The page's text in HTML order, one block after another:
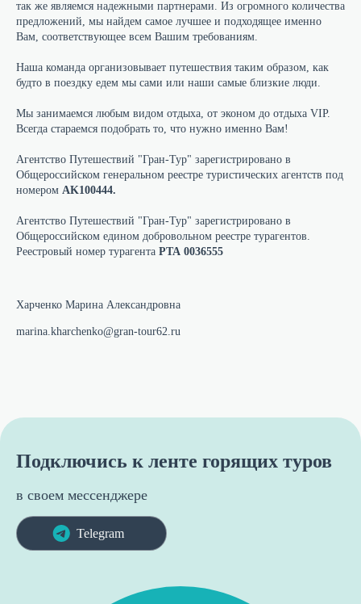
так же являемся надежными партнерами. Из огромного количества
предложений, мы найдем самое лучшее и подходящее именно
Вам, соответствующее всем Вашим требованиям.
Наша команда организовывает путешествия таким образом, как
будто в поездку едем мы сами или наши самые близкие люди.
Мы занимаемся любым видом отдыха, от эконом до отдыха VIP.
Всегда стараемся подобрать то, что нужно именно Вам!
Агентство Путешествий "Гран-Тур" зарегистрировано в
Общероссийском генеральном реестре туристических агентств под
номером AK100444.
Агентство Путешествий "Гран-Тур" зарегистрировано в
Общероссийском едином добровольном реестре турагентов.
Реестровый номер турагента РТА 0036555
Харченко Марина Александровна
marina.kharchenko@gran-tour62.ru
Подключись к ленте горящих туров
в своем мессенджере
Telegram